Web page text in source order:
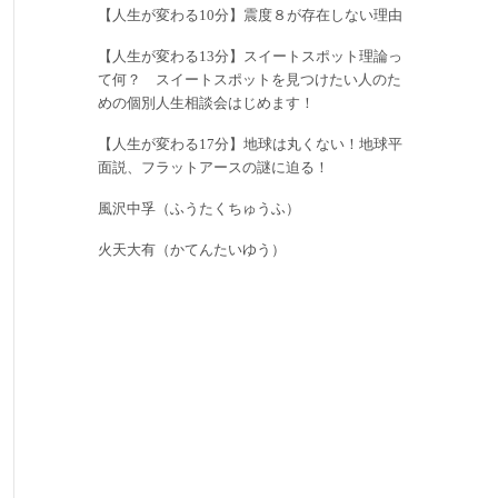
【人生が変わる10分】震度８が存在しない理由
【人生が変わる13分】スイートスポット理論っ
て何？ スイートスポットを見つけたい人のた
めの個別人生相談会はじめます！
【人生が変わる17分】地球は丸くない！地球平
面説、フラットアースの謎に迫る！
風沢中孚（ふうたくちゅうふ）
火天大有（かてんたいゆう）